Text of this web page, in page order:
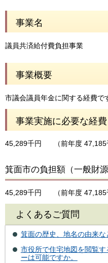
事業名
議員共済給付費負担事業
事業概要
市議会議員年金に関する経費で
事業実施に必要な経費
45,289千円 （前年度 47,185
箕面市の負担額（一般財源
45,289千円 （前年度 47,185
よくあるご質問
箕面の歴史、地名の由来な
市役所で住宅地図を閲覧
ーは可能ですか。